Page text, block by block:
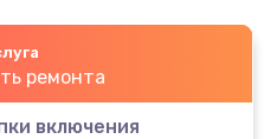
ремонта
включения